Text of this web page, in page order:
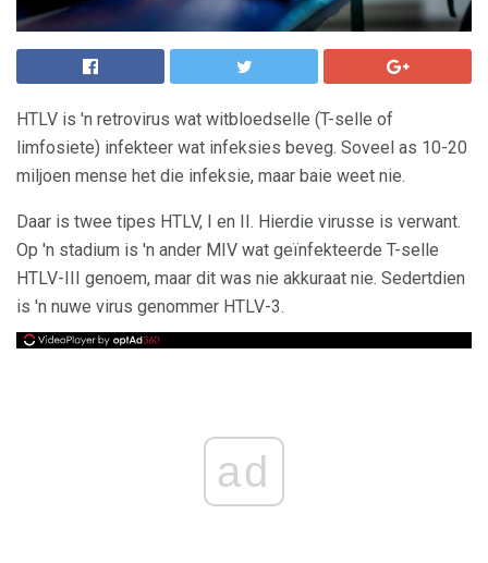
HTLV is 'n retrovirus wat witbloedselle (T-selle of
limfosiete) infekteer wat infeksies beveg. Soveel as 10-20
miljoen mense het die infeksie, maar baie weet nie.
Daar is twee tipes HTLV, I en II. Hierdie virusse is verwant.
Op 'n stadium is 'n ander MIV wat geïnfekteerde T-selle
HTLV-III genoem, maar dit was nie akkuraat nie. Sedertdien
is 'n nuwe virus genommer HTLV-3.
ad